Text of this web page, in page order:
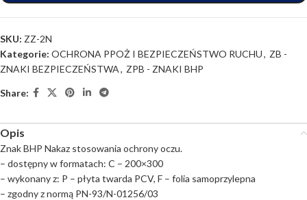
SKU: ZZ-2N
Kategorie: OCHRONA PPOŻ I BEZPIECZEŃSTWO RUCHU, ZB -
ZNAKI BEZPIECZEŃSTWA, ZPB - ZNAKI BHP
Share:
Opis
Znak BHP Nakaz stosowania ochrony oczu.
– dostępny w formatach: C – 200×300
– wykonany z: P – płyta twarda PCV, F – folia samoprzylepna
– zgodny z normą PN-93/N-01256/03